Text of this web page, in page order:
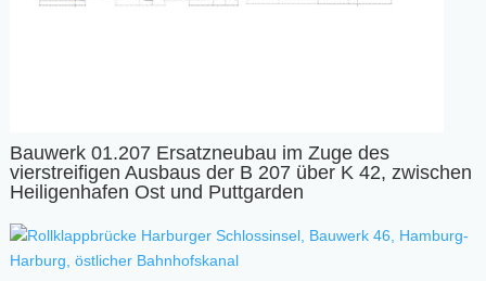
Bauwerk 01.207 Ersatzneubau im Zuge des
vierstreifigen Ausbaus der B 207 über K 42, zwischen
Heiligenhafen Ost und Puttgarden